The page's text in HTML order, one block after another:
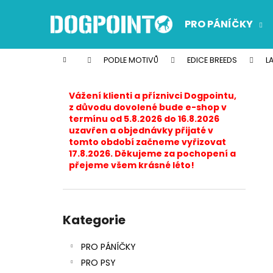
PRO PÁNÍČKY
Domů PODLE MOTIVŮ EDICE BREEDS
Vážení klienti a příznivci Dogpointu,
z důvodu dovolené bude e-shop v
termínu od 5.8.2026 do 16.8.2026
uzavřen a objednávky přijaté v
tomto období začneme vyřizovat
17.8.2026. Děkujeme za pochopení a
přejeme všem krásné léto!
kategorie
Kategorie
PRO PÁNÍČKY
PRO PSY
í
Zpět
do
Zpět
do